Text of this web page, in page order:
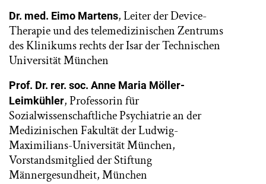
Dr. med. Eimo Martens, Leiter der Device-
Therapie und des telemedizinischen Zentrums
des Klinikums rechts der Isar der Technischen
Universität München
Prof. Dr. rer. soc. Anne Maria Möller-
Leimkühler, Professorin für
Sozialwissenschaftliche Psychiatrie an der
Medizinischen Fakultät der Ludwig-
Maximilians-Universität München,
Vorstandsmitglied der Stiftung
Männergesundheit, München